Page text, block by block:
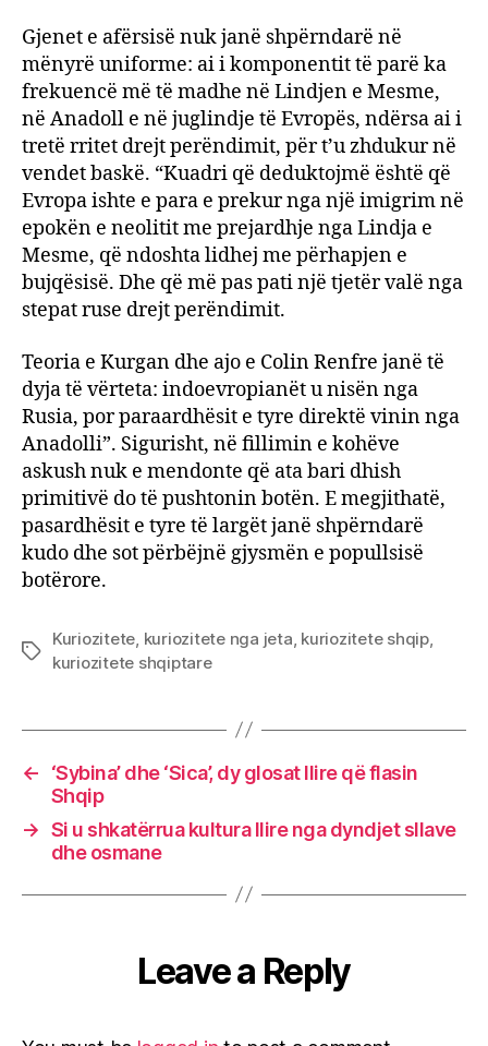
Gjenet e afërsisë nuk janë shpërndarë në
mënyrë uniforme: ai i komponentit të parë ka
frekuencë më të madhe në Lindjen e Mesme,
në Anadoll e në juglindje të Evropës, ndërsa ai i
tretë rritet drejt perëndimit, për t’u zhdukur në
vendet baskë. “Kuadri që deduktojmë është që
Evropa ishte e para e prekur nga një imigrim në
epokën e neolitit me prejardhje nga Lindja e
Mesme, që ndoshta lidhej me përhapjen e
bujqësisë. Dhe që më pas pati një tjetër valë nga
stepat ruse drejt perëndimit.
Teoria e Kurgan dhe ajo e Colin Renfre janë të
dyja të vërteta: indoevropianët u nisën nga
Rusia, por paraardhësit e tyre direktë vinin nga
Anadolli”. Sigurisht, në fillimin e kohëve
askush nuk e mendonte që ata bari dhish
primitivë do të pushtonin botën. E megjithatë,
pasardhësit e tyre të largët janë shpërndarë
kudo dhe sot përbëjnë gjysmën e popullsisë
botërore.
Tags
Kuriozitete kuriozitete nga jeta kuriozitete shqip,
kuriozitete shqiptare
←
‘Sybina’ dhe ‘Sica’, dy glosat Ilire që flasin
Shqip
→ Si u shkatërrua kultura Ilire nga dyndjet sllave
dhe osmane
Leave a Reply